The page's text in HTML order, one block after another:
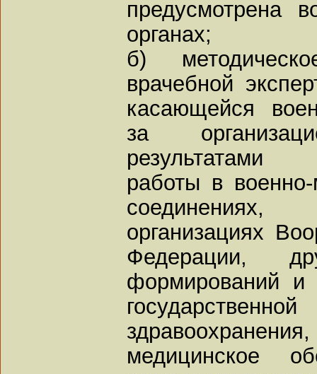
предусмотрена
органах;
б)
врачебной
касающейся
за
результатами
работы в
организациях
Федерации,
формирований и
медицинское